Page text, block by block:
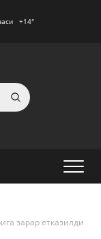
+14°
зарар етказилди